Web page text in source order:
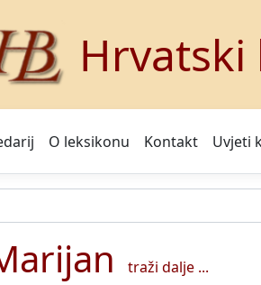
O leksikonu Kontakt Uvjeti
traži dalje ...